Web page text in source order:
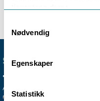
Nødvendig
Egenskaper
Statistikk
SENTRALBORD
+47 72 59 61 00
Avdelingskontorene er koblet til vårt
mobile sentralbord.